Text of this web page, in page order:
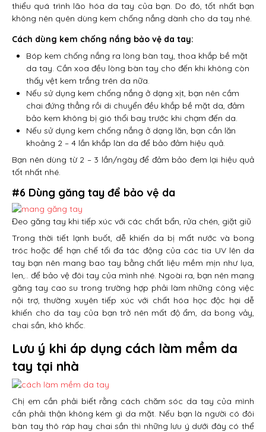
thiểu quá trình lão hóa da tay của bạn. Do đó, tốt nhất bạn
không nên quên dùng kem chống nắng dành cho da tay nhé.
Cách dùng kem chống nắng bảo vệ da tay:
Bóp kem chống nắng ra lòng bàn tay, thoa khắp bề mặt
da tay. Cần xoa đều lòng bàn tay cho đến khi không còn
thấy vệt kem trắng trên da nữa.
Nếu sử dụng kem chống nắng ở dạng xịt, bạn nên cầm
chai đứng thẳng rồi di chuyển đều khắp bề mặt da, đảm
bảo kem không bị gió thổi bay trước khi chạm đến da.
Nếu sử dụng kem chống nắng ở dạng lăn, bạn cần lăn
khoảng 2 – 4 lần khắp làn da để bảo đảm hiệu quả.
Bạn nên dùng từ 2 – 3 lần/ngày để đảm bảo đem lại hiệu quả
tốt nhất nhé.
#6 Dùng găng tay để bảo vệ da
Đeo găng tay khi tiếp xúc với các chất bẩn, rửa chén, giặt giũ
Trong thời tiết lạnh buốt, dễ khiến da bị mất nước và bong
tróc hoặc để hạn chế tối đa tác động của các tia UV lên da
tay bạn nên mang bao tay bằng chất liệu mềm mịn như lụa,
len,.. để bảo vệ đôi tay của mình nhé. Ngoài ra, bạn nên mang
găng tay cao su trong trường hợp phải làm những công việc
nội trợ, thường xuyên tiếp xúc với chất hóa học độc hại dễ
khiến cho da tay của bạn trở nên mất độ ẩm, da bong vảy,
chai sần, khô khốc.
Lưu ý khi áp dụng cách làm mềm da
tay tại nhà
Chị em cần phải biết rằng cách chăm sóc da tay của mình
cần phải thận không kém gì da mặt. Nếu bạn là người có đôi
bàn tay thô ráp hay chai sần thì những lưu ý dưới đây có thể